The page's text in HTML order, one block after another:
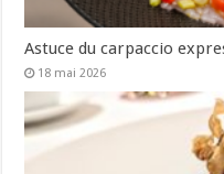
Astuce du carpaccio
18 mai 2026